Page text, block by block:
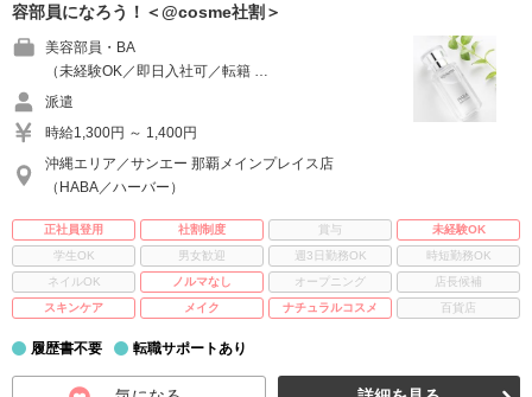
容部員になろう！＜@cosme社割＞
美容部員・BA
（未経験OK／即日入社可／転籍 …
派遣
時給1,300円 ～ 1,400円
沖縄エリア／サンエー 那覇メインプレイス店
（HABA／ハーバー）
正社員登用 社割制度 賞与
未経験OK
学生OK
男女歓迎 週3日勤務OK
時短勤務OK
ネイルOK
ノルマなし オープニング
店長候補
スキンケア
メイク ナチュラルコスメ 百貨店
履歴書不要 転職サポートあり